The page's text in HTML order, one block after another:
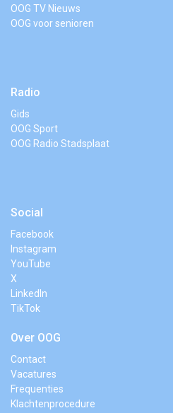
OOG TV Nieuws
OOG voor senioren
Radio
Gids
OOG Sport
OOG Radio Stadsplaat
Social
Facebook
Instagram
YouTube
X
LinkedIn
TikTok
Over OOG
Contact
Vacatures
Frequenties
Klachtenprocedure